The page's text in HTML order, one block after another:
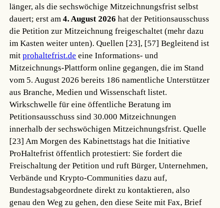
länger, als die sechswöchige Mitzeichnungsfrist selbst
dauert; erst am4. August 2026 hat der Petitionsausschuss
die Petition zur Mitzeichnung freigeschaltet (mehr dazu
im Kasten weiter unten).Quellen [23], [57] Begleitend ist
mitprohaltefrist.de eine Informations- und
Mitzeichnungs-Plattform online gegangen, die im Stand
vom 5. August 2026 bereits 186 namentliche Unterstützer
aus Branche, Medien und Wissenschaft listet.
Wirkschwelle für eine öffentliche Beratung im
Petitionsausschuss sind 30.000 Mitzeichnungen
innerhalb der sechswöchigen Mitzeichnungsfrist.Quelle
[23] Am Morgen des Kabinettstags hat die Initiative
ProHaltefrist öffentlich protestiert: Sie fordert die
Freischaltung der Petition und ruft Bürger, Unternehmen,
Verbände und Krypto-Communities dazu auf,
Bundestagsabgeordnete direkt zu kontaktieren, also
genau den Weg zu gehen, den diese Seite mit Fax, Brief